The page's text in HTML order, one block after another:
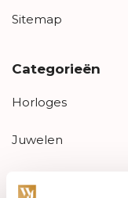
Sitemap
Categorieën
Horloges
Juwelen